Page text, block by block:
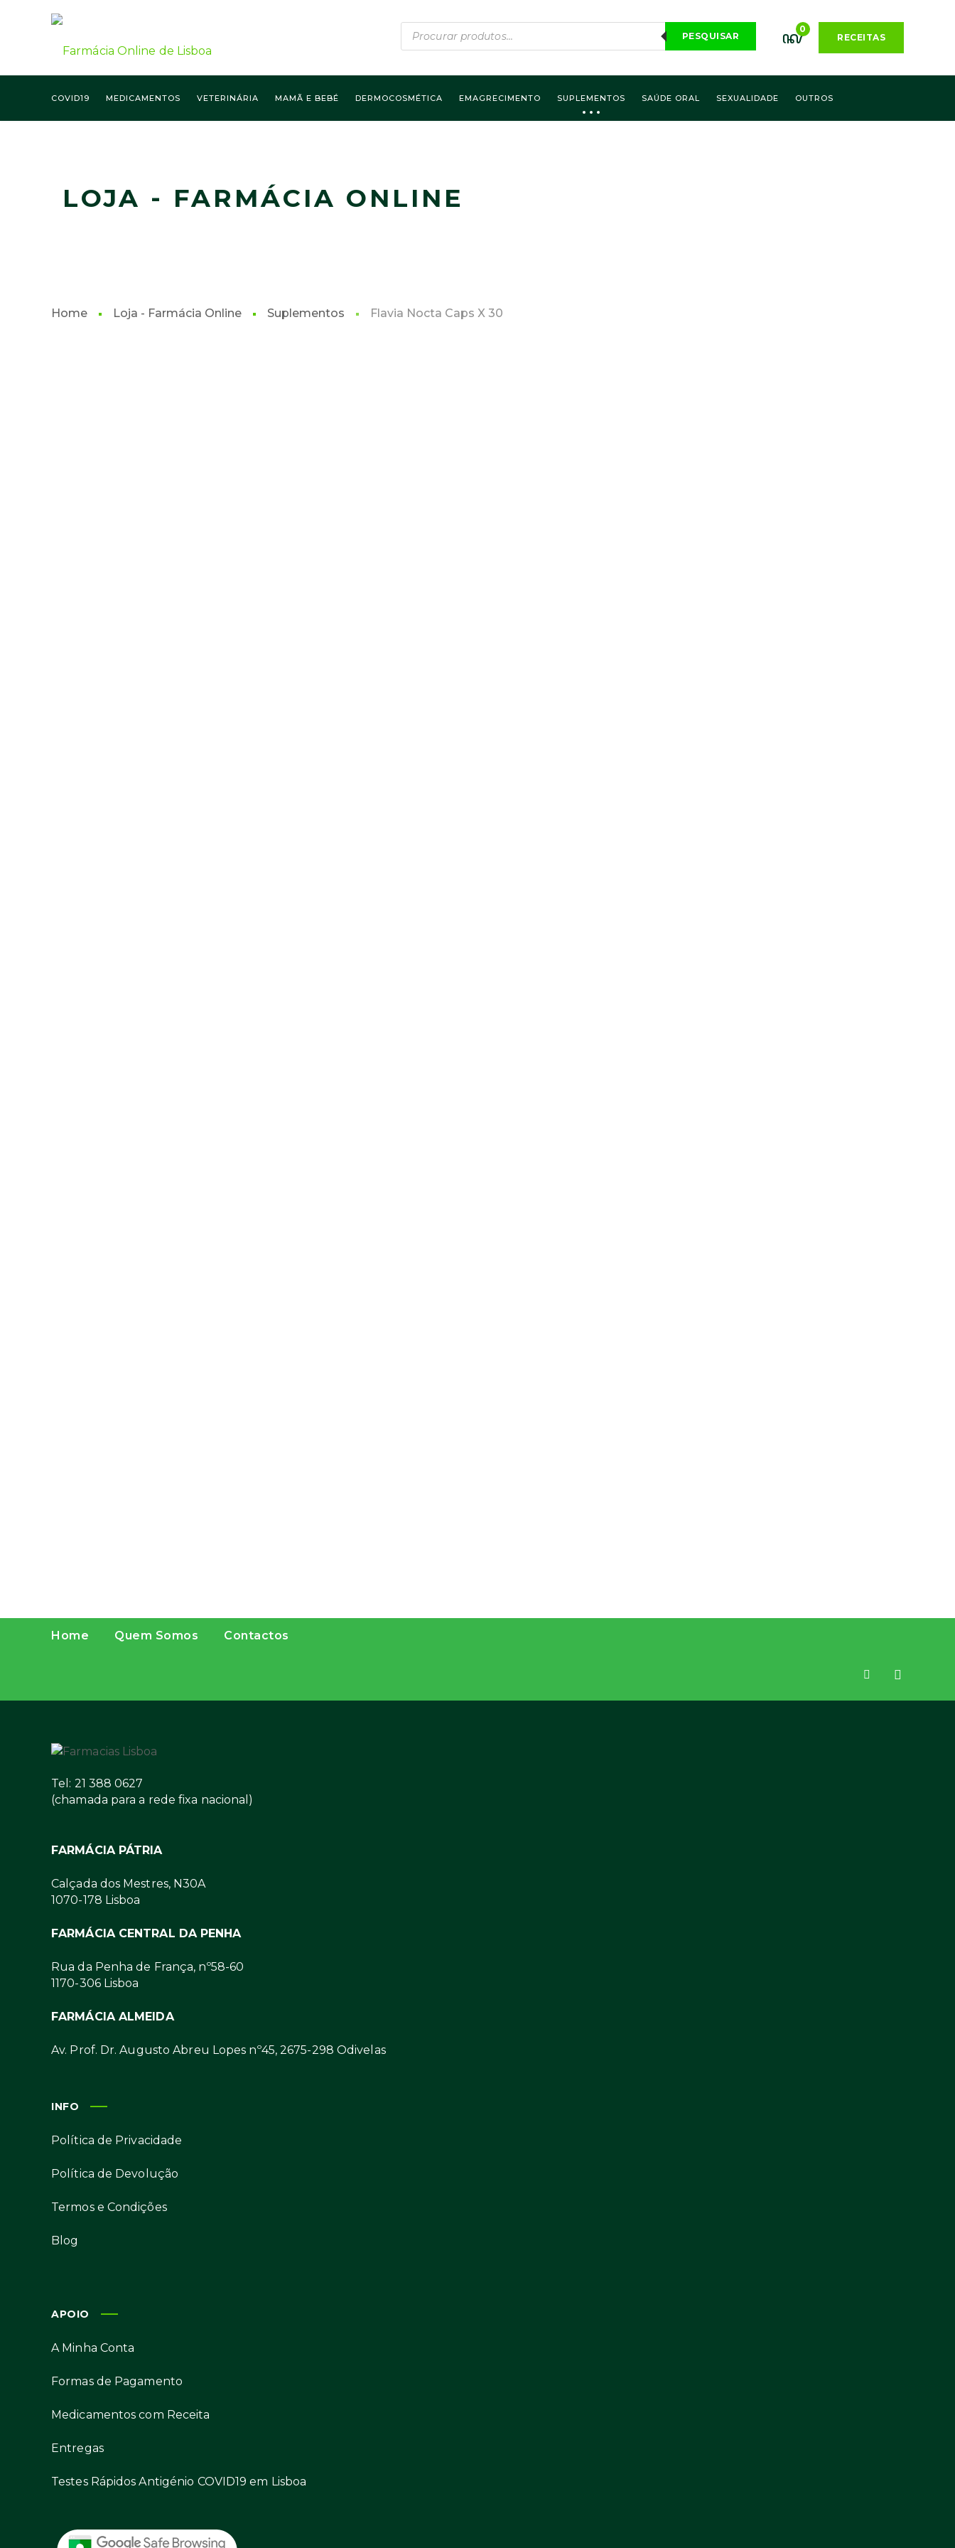
RECEITAS
0
Products
search
PESQUISAR
COVID19 MEDICAMENTOS VETERINÁRIA MAMÃ E BEBÉ DERMOCOSMÉTICA EMAGRECIMENTO SUPLEMENTOS SAÚDE ORAL SEXUALIDADE OUTROS
LOJA - FARMÁCIA ONLINE
Home Loja - Farmácia Online Suplementos Flavia Nocta Caps X 30
Home Quem Somos Contactos
Tel: 21 388 0627
(chamada para a rede fixa nacional)
FARMÁCIA PÁTRIA
Calçada dos Mestres, N30A
1070-178 Lisboa
FARMÁCIA CENTRAL DA PENHA
Rua da Penha de França, nº58-60
1170-306 Lisboa
FARMÁCIA ALMEIDA
Av. Prof. Dr. Augusto Abreu Lopes nº45, 2675-298 Odivelas
INFO
Política de Privacidade
Política de Devolução
Termos e Condições
Blog
APOIO
A Minha Conta
Formas de Pagamento
Medicamentos com Receita
Entregas
Testes Rápidos Antigénio COVID19 em Lisboa